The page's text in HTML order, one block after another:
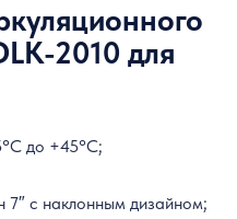
2010 для
до +45°C;
7″ с наклонным дизайном;